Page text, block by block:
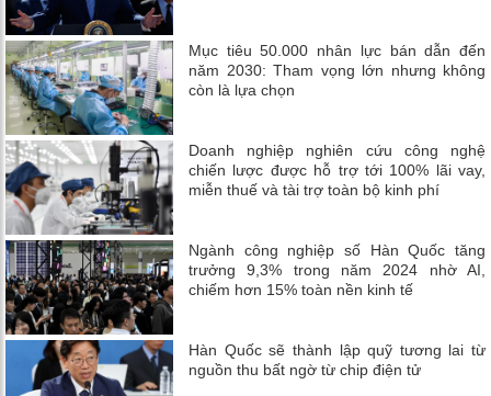
Mục tiêu 50.000 nhân lực bán dẫn đến
năm 2030: Tham vọng lớn nhưng không
còn là lựa chọn
Doanh nghiệp nghiên cứu công nghệ
chiến lược được hỗ trợ tới 100% lãi vay,
miễn thuế và tài trợ toàn bộ kinh phí
Ngành công nghiệp số Hàn Quốc tăng
trưởng 9,3% trong năm 2024 nhờ AI,
chiếm hơn 15% toàn nền kinh tế
Hàn Quốc sẽ thành lập quỹ tương lai từ
nguồn thu bất ngờ từ chip điện tử